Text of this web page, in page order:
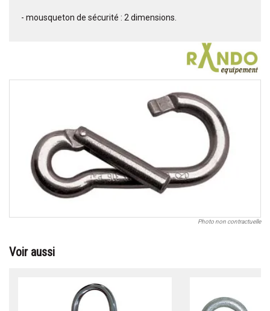
- mousqueton de sécurité : 2 dimensions.
Photo non contractuelle
Voir aussi